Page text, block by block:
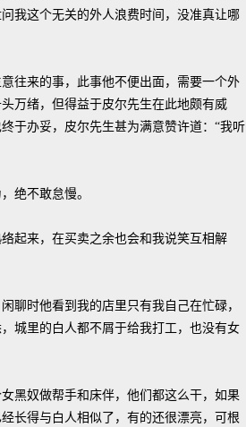
我这个无关的外人浪费时间，没准真让哪
来的事，此事他不便出面，需要一个外
万绪，但得益于皮尔先生在此地颇有威
于办妥，皮尔先生甚为满意赞许道：“我听
绝不敢怠慢。
来，在买卖之余也会和我说笑互相解
时他看到我的店里只有我自己在忙碌，
城里的白人都不屑于给我打工，也没有女
奴做帮手和床伴，他们都这么干，如果
长得与白人相似了，有的还很漂亮，可根